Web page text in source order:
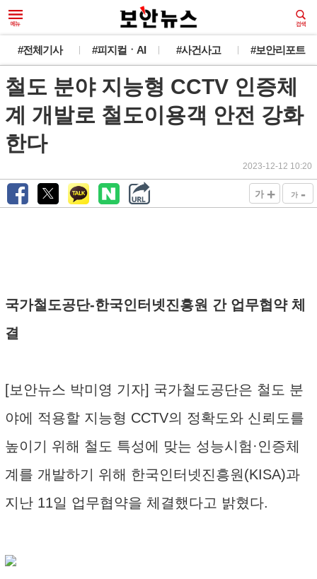
#전체기사 #피지컬ㆍAI #사건사고 #보안리포트
철도 분야 지능형 CCTV 인증체
계 개발로 철도이용객 안전 강화
한다
2023-12-12 10:20
가 + 가 -
국가철도공단-한국인터넷진흥원 간 업무협약 체
결
[보안뉴스 박미영 기자] 국가철도공단은 철도 분
야에 적용할 지능형 CCTV의 정확도와 신뢰도를
높이기 위해 철도 특성에 맞는 성능시험·인증체
계를 개발하기 위해 한국인터넷진흥원(KISA)과
지난 11일 업무협약을 체결했다고 밝혔다.